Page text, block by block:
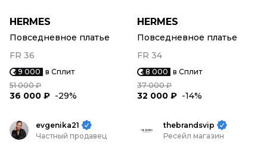
HERMES
Повседневное платье
FR 36
9 000 в Сплит
51 000 ₽
36 000 ₽ -29%
HERMES
Повседневное платье
FR 34
8 000 в Сплит
37 000 ₽
32 000 ₽ -14%
evgenika21
Частный продавец
thebrandsvip
Ресейл магазин